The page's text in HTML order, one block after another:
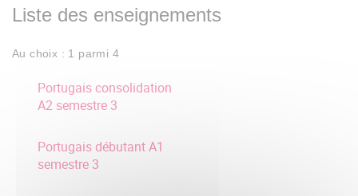
Liste des enseignements
Au choix : 1 parmi 4
Portugais consolidation
A2 semestre 3
Portugais débutant A1
semestre 3